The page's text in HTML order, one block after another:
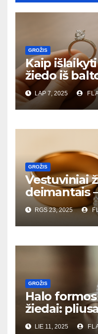
GROŽIS
Kaip
žiedo iš
– priežiūros
LAP 7, 2025
GROŽIS
Vestuviniai
deimantais
RGS 23, 2025
GROŽIS
Halo
žiedai:
kaina
LIE 11, 2025